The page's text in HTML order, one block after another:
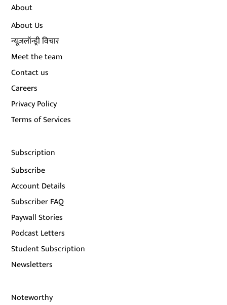
About
About Us
न्यूज़लॉन्ड्री विचार
Meet the team
Contact us
Careers
Privacy Policy
Terms of Services
Subscription
Subscribe
Account Details
Subscriber FAQ
Paywall Stories
Podcast Letters
Student Subscription
Newsletters
Noteworthy